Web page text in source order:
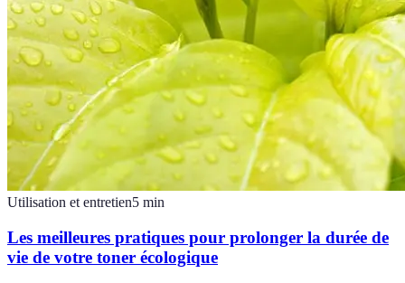
Utilisation et entretien5 min
Les meilleures pratiques pour prolonger la durée de
vie de votre toner écologique